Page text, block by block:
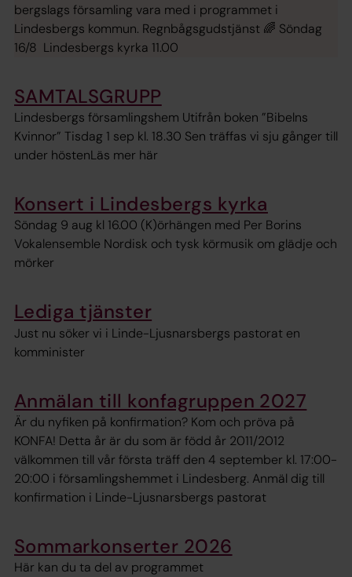
bergslags församling vara med i programmet i
Lindesbergs kommun. Regnbågsgudstjänst 🌈 Söndag
16/8 Lindesbergs kyrka 11.00
SAMTALSGRUPP​
Lindesbergs församlingshem ​ Utifrån boken ”Bibelns
Kvinnor” ​ Tisdag 1 sep kl. 18.30 ​ Sen träffas vi sju gånger till
under hösten​ Läs mer här
Konsert i Lindesbergs kyrka
Söndag 9 aug kl 16.00 (K)örhängen med Per Borins
Vokalensemble Nordisk och tysk körmusik om glädje och
mörker
Lediga tjänster
Just nu söker vi i Linde-Ljusnarsbergs pastorat en
komminister
Anmälan till konfagruppen 2027
Är du nyfiken på konfirmation? Kom och pröva på
KONFA! Detta år är du som är född år 2011/2012
välkommen till vår första träff den 4 september kl. 17:00-
20:00 i församlingshemmet i Lindesberg. Anmäl dig till
konfirmation i Linde-Ljusnarsbergs pastorat
Sommarkonserter 2026
Här kan du ta del av programmet